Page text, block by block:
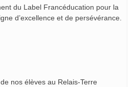
du Label Francéducation pour la
d’excellence et de persévérance.
nos élèves au Relais-Terre